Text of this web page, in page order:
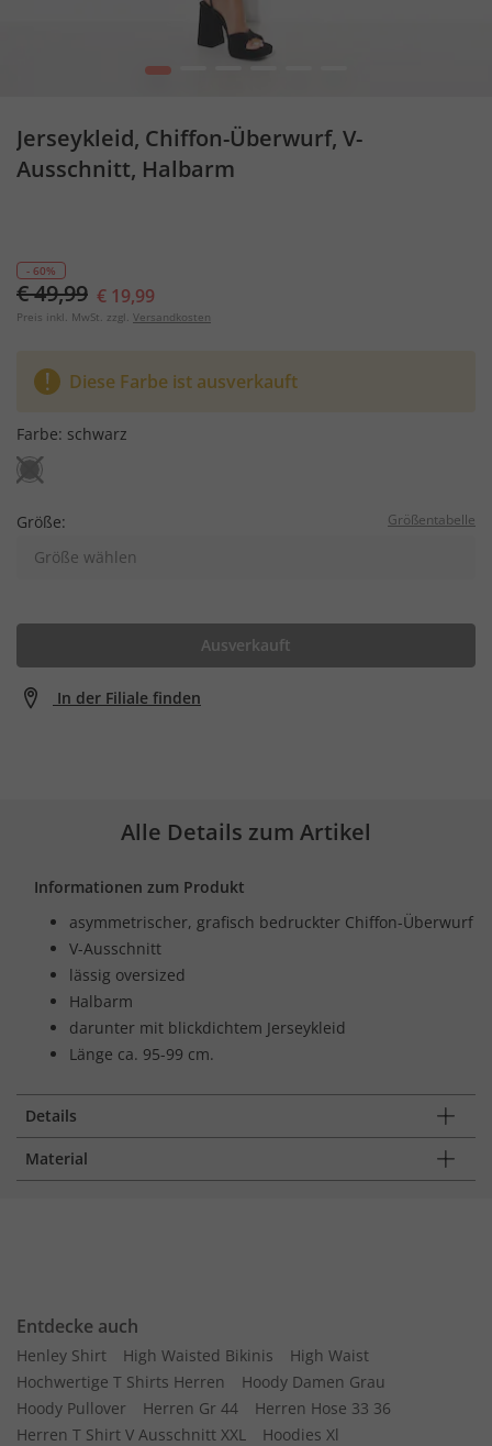
1
Jerseykleid, Chiffon-Überwurf, V-
Ausschnitt, Halbarm
- 60%
€ 49,99 € 19,99
Preis inkl. MwSt. zzgl. Versandkosten
Diese Farbe ist ausverkauft
Farbe: schwarz
Größe: Größentabelle
Größe wählen
Ausverkauft
In der Filiale finden
Alle Details zum Artikel
Informationen zum Produkt
asymmetrischer, grafisch bedruckter Chiffon-Überwurf
V-Ausschnitt
lässig oversized
Halbarm
darunter mit blickdichtem Jerseykleid
Länge ca. 95-99 cm.
Details
Material
Entdecke auch
Henley Shirt High Waisted Bikinis
High Waist
Hochwertige T Shirts Herren
Hoody Damen Grau
Hoody Pullover
Herren Gr 44
Herren Hose 33 36
Herren T Shirt V Ausschnitt XXL
Hoodies Xl